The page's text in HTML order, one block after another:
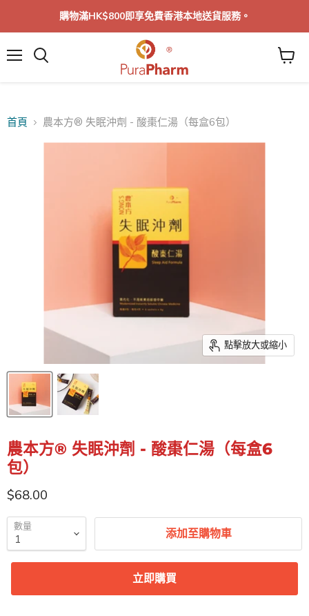
購物滿HK$800即享免費香港本地送貨服務。
首頁 農本方® 失眠沖劑 - 酸棗仁湯（每盒6包）
點擊放大或縮小
農本方® 失眠沖劑 - 酸棗仁湯（每盒6
包）
特價
$68.00
數量 添加至購物車
立即購買